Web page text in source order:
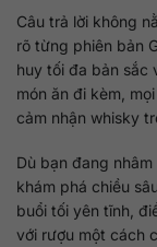
Câu trả lời không
rõ từng phiên bản
huy tối đa bản sắc
món ăn đi kèm,
cảm nhận whisky
Dù bạn đang
khám phá chiều
buổi tối yên tĩnh,
với rượu một cách